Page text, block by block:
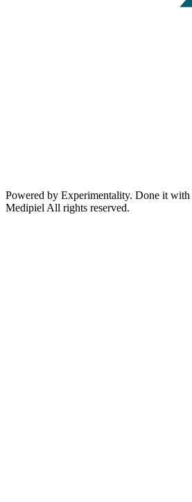
Powered by Experimentality. Done it with
Medipiel All rights reserved.